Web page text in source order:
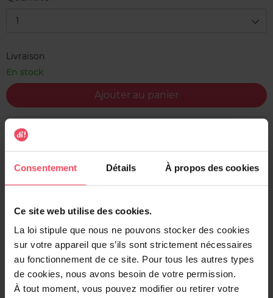
Consentement Détails À propos des cookies
Ce site web utilise des cookies.
La loi stipule que nous ne pouvons stocker des cookies
sur votre appareil que s’ils sont strictement nécessaires
au fonctionnement de ce site. Pour tous les autres types
de cookies, nous avons besoin de votre permission.
À tout moment, vous pouvez modifier ou retirer votre
1
Livraison
En stock
Ajouter au panier
Livraison gratuite à l'achat de min. 35€
Retour gratuit dans votre magasin
Expédition sous 24h
Description
Le Wet n Wild Impossible Primer Stick matifie la peau,
floute les pores et offre une finition soft-focus longue
durée, sans silicone ! Enrichie en extrait de groseille